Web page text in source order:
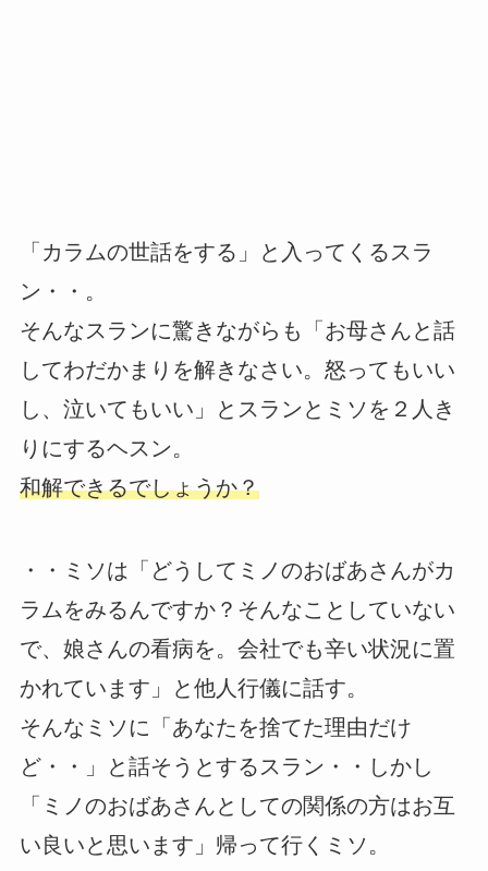
「カラムの世話をする」と入ってくるスラ
ン・・。
そんなスランに驚きながらも「お母さんと話
してわだかまりを解きなさい。怒ってもいい
し、泣いてもいい」とスランとミソを２人き
りにするヘスン。
和解できるでしょうか？
・・ミソは「どうしてミノのおばあさんがカ
ラムをみるんですか？そんなことしていない
で、娘さんの看病を。会社でも辛い状況に置
かれています」と他人行儀に話す。
そんなミソに「あなたを捨てた理由だけ
ど・・」と話そうとするスラン・・しかし
「ミノのおばあさんとしての関係の方はお互
い良いと思います」帰って行くミソ。